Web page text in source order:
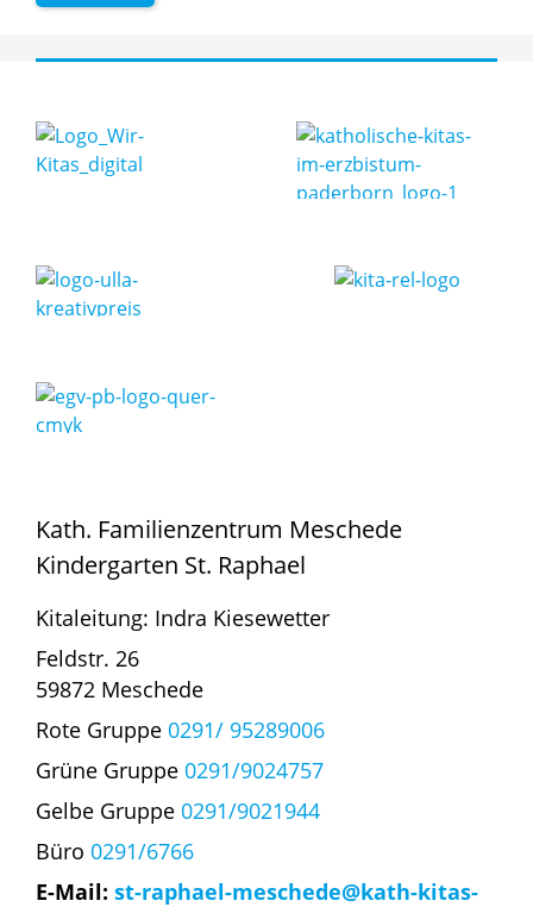
Kath. Familienzentrum Meschede
Kindergarten St. Raphael
Kitaleitung: Indra Kiesewetter
Feldstr. 26
59872 Meschede
Rote Gruppe 0291/ 95289006
Grüne Gruppe 0291/9024757
Gelbe Gruppe 0291/9021944
Büro 0291/6766
E-Mail: st-raphael-meschede@kath-kitas-